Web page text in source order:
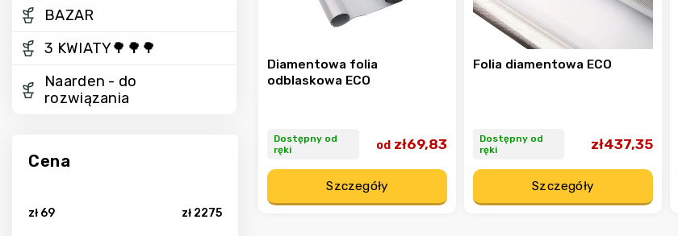
BAZAR
3 KWIATY🌳🌳🌳
Naarden - do
rozwiązania
Cena
zł 69 zł 2275
Diamentowa folia
odblaskowa ECO
Dostępny od
ręki
odzł69,83
Szczegóły
Folia diamentowa ECO
Dostępny od
ręki
zł437,35
Szczegóły